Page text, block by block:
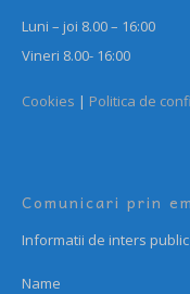
Luni – joi 8.00 – 16:00
Vineri 8.00- 16:00
Cookies | Politica de
Comunicari prin
Informatii de inters
Name